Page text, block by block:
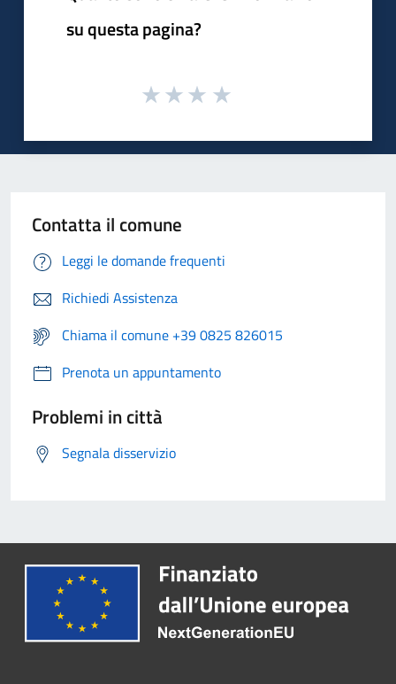
su questa pagina?
Contatta il comune
Leggi le domande frequenti
Richiedi Assistenza
Chiama il comune +39 0825 826015
Prenota un appuntamento
Problemi in città
Segnala disservizio